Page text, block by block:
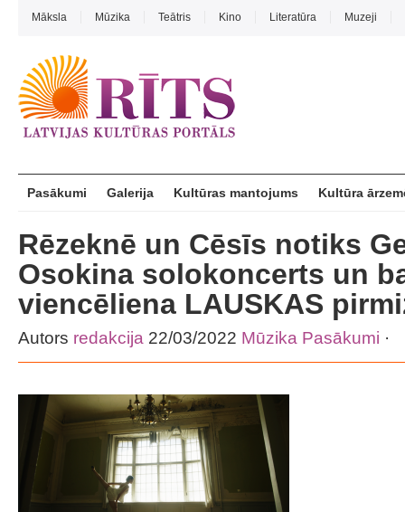
Māksla Mūzika Teātris Kino Literatūra Muzeji
Pasākumi Galerija Kultūras mantojums Kultūra
Rēzeknē un Cēsīs notiks
Osokina solokoncerts un
viencēliena LAUSKAS
Autors redakcija 22/03/2022 Mūzika Pasākumi ·